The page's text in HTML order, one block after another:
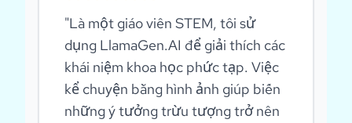
"Là một giáo viên STEM, tôi sử
dụng LlamaGen.AI để giải thích các
khái niệm khoa học phức tạp. Việc
kể chuyện bằng hình ảnh giúp biến
những ý tưởng trừu tượng trở nên